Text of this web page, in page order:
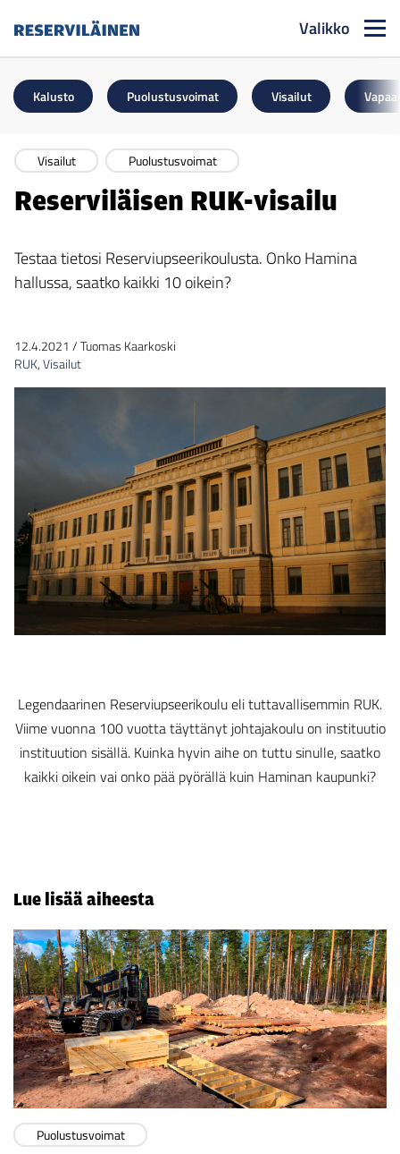
Valikko
Kalusto Puolustusvoimat Visailut
Visailut Puolustusvoimat
Reserviläisen RUK-visailu
Testaa tietosi Reserviupseerikoulusta. Onko Hamina
hallussa, saatko kaikki 10 oikein?
12.4.2021 /Tuomas Kaarkoski
RUK,Visailut
Legendaarinen Reserviupseerikoulu eli tuttavallisemmin RUK.
Viime vuonna 100 vuotta täyttänyt johtajakoulu on instituutio
instituution sisällä. Kuinka hyvin aihe on tuttu sinulle, saatko
kaikki oikein vai onko pää pyörällä kuin Haminan kaupunki?
Lue lisää aiheesta
Puolustusvoimat